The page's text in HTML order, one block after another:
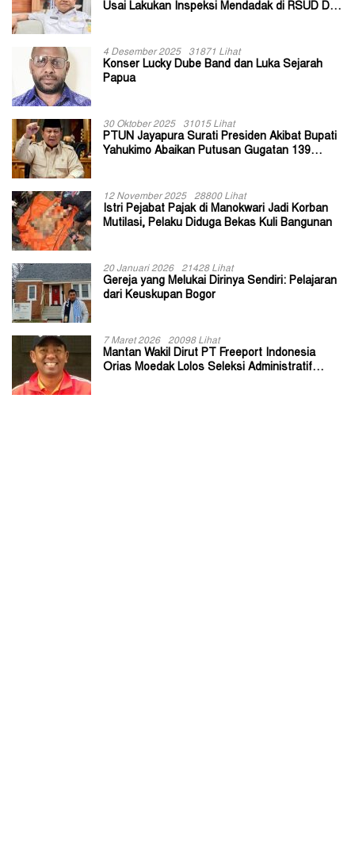
Usai Lakukan Inspeksi Mendadak di RSUD Dok
4 Desember 2025 31871 Lihat
Konser Lucky Dube Band dan Luka Sejarah
Papua
30 Oktober 2025 31015 Lihat
PTUN Jayapura Surati Presiden Akibat Bupati
Yahukimo Abaikan Putusan Gugatan 139
12 November 2025 28800 Lihat
Istri Pejabat Pajak di Manokwari Jadi Korban
Mutilasi, Pelaku Diduga Bekas Kuli Bangunan
20 Januari 2026 21428 Lihat
Gereja yang Melukai Dirinya Sendiri: Pelajaran
dari Keuskupan Bogor
7 Maret 2026 20098 Lihat
Mantan Wakil Dirut PT Freeport Indonesia
Orias Moedak Lolos Seleksi Administratif